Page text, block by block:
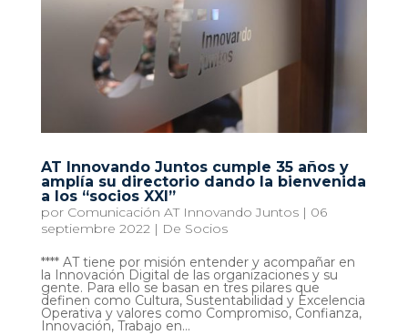
AT Innovando Juntos cumple 35 años y
amplía su directorio dando la bienvenida
a los “socios XXI”
por Comunicación AT Innovando Juntos| 06
septiembre 2022| De Socios
**** AT tiene por misión entender y acompañar en
la Innovación Digital de las organizaciones y su
gente. Para ello se basan en tres pilares que
definen como Cultura, Sustentabilidad y Excelencia
Operativa y valores como Compromiso, Confianza,
Innovación, Trabajo en...